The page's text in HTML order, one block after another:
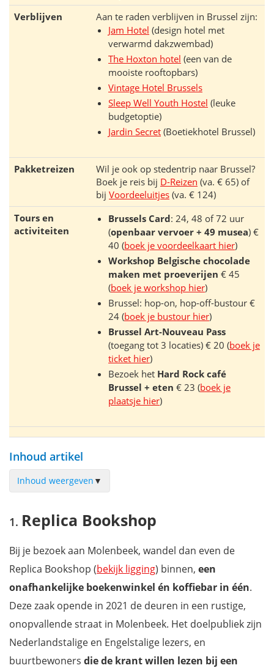
Verblijven
Aan te raden verblijven in Brussel zijn:
Jam Hotel (design hotel met
verwarmd dakzwembad)
The Hoxton hotel (een van de
mooiste rooftopbars)
Vintage Hotel Brussels
Sleep Well Youth Hostel (leuke
budgetoptie)
Jardin Secret (Boetiekhotel Brussel)
Pakketreizen
Wil je ook op stedentrip naar Brussel?
Boek je reis bij D-Reizen (va. € 65) of
bij Voordeeluitjes (va. € 124)
Tours en
activiteiten
Brussels Card: 24, 48 of 72 uur
(openbaar vervoer + 49 musea) €
40 (boek je voordeelkaart hier)
Workshop Belgische chocolade
maken met proeverijen € 45
(boek je workshop hier)
Brussel: hop-on, hop-off-bustour €
24 (boek je bustour hier)
Brussel Art-Nouveau Pass
(toegang tot 3 locaties) € 20 (boek je
ticket hier)
Bezoek het Hard Rock café
Brussel + eten € 23 (boek je
plaatsje hier)
Inhoud artikel
Inhoud weergeven ▼
Park L28
Gare Maritime
Pixel Museum
Molenbeekse wijken
Brol Coffee House
LaVallée
MMM (Migratie Museum Migration)
Replica Bookshop
Bij je bezoek aan Molenbeek, wandel dan even de
Replica Bookshop (bekijk ligging) binnen, een
onafhankelijke boekenwinkel én koffiebar in één.
Deze zaak opende in 2021 de deuren in een rustige,
onopvallende straat in Molenbeek. Het doelpubliek zijn
Nederlandstalige en Engelstalige lezers, en
buurtbewoners die de krant willen lezen bij een